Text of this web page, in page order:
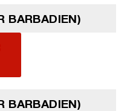
BARBADIEN)
BARBADIEN)